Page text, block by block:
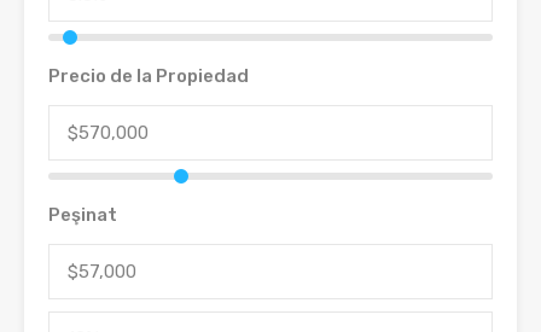
Precio de la Propiedad
Peşinat